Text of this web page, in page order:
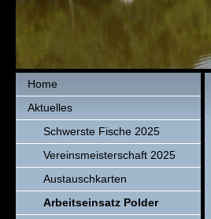
Home
Aktuelles
Schwerste Fische 2025
Vereinsmeisterschaft 2025
Austauschkarten
Arbeitseinsatz Polder